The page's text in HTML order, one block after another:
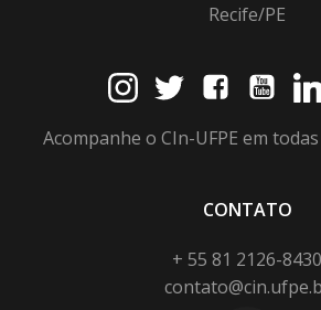
Recife/PE
Acompanhe o CIn-UFPE em
CONTATO
+ 55 81 2126-8430